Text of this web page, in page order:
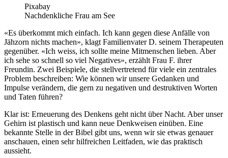
Pixabay
Nachdenkliche Frau am See
«Es überkommt mich einfach. Ich kann gegen diese Anfälle von
Jähzorn nichts machen», klagt Familienvater D. seinem Therapeuten
gegenüber. «Ich weiss, ich sollte meine Mitmenschen lieben. Aber
ich sehe so schnell so viel Negatives», erzählt Frau F. ihrer
Freundin. Zwei Beispiele, die stellvertretend für viele ein zentrales
Problem beschreiben: Wie können wir unsere Gedanken und
Impulse verändern, die gern zu negativen und destruktiven Worten
und Taten führen?
Klar ist: Erneuerung des Denkens geht nicht über Nacht. Aber unser
Gehirn ist plastisch und kann neue Denkweisen einüben. Eine
bekannte Stelle in der Bibel gibt uns, wenn wir sie etwas genauer
anschauen, einen sehr hilfreichen Leitfaden, wie das praktisch
aussieht.